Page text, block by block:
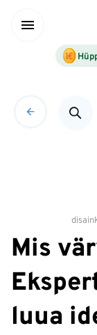
disain
Mis
luua